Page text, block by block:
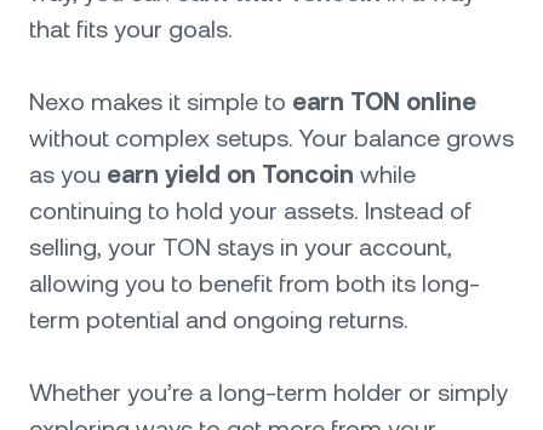
that fits your goals.
Nexo makes it simple to earn TON online
without complex setups. Your balance grows
as you earn yield on Toncoin while
continuing to hold your assets. Instead of
selling, your TON stays in your account,
allowing you to benefit from both its long-
term potential and ongoing returns.
Whether you’re a long-term holder or simply